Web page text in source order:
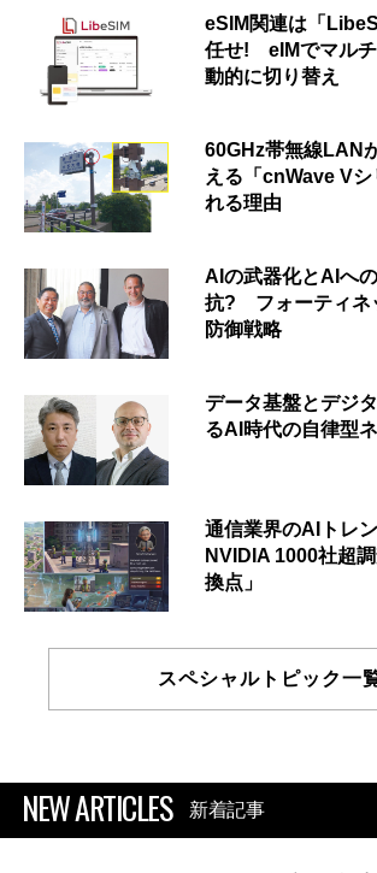
eSIM関連は「
任せ! eIMでマル
動的に切り替え
60GHz帯無線LAN
える「cnWave V
れる理由
AIの武器化とAIへ
抗? フォーティネ
防御戦略
データ基盤とデジ
るAI時代の自律型
通信業界のAIトレ
NVIDIA 1000社超
換点」
スペシャルトピック一
NEW ARTICLES 新着記事